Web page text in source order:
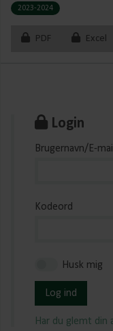
2023-2024
PDF Excel
Login
Brugernavn/E-
Kodeord
Husk mig
Log ind
Har du glemt din